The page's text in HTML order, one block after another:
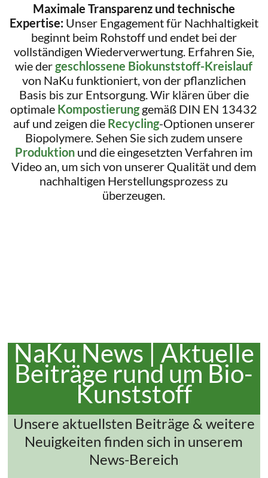
Maximale Transparenz und technische
Expertise:Unser Engagement für Nachhaltigkeit
beginnt beim Rohstoff und endet bei der
vollständigen Wiederverwertung. Erfahren Sie,
wie dergeschlossene Biokunststoff-Kreislauf
von NaKu funktioniert, von der pflanzlichen
Basis bis zur Entsorgung. Wir klären über die
optimale Kompostierunggemäß DIN EN 13432
auf und zeigen die Recycling-Optionen unserer
Biopolymere. Sehen Sie sich zudem unsere
Produktion und die eingesetzten Verfahren im
Video an, um sich von unserer Qualität und dem
nachhaltigen Herstellungsprozess zu
überzeugen.
NaKu News | Aktuelle
Beiträge rund um Bio-
Kunststoff
Unsere aktuellsten Beiträge & weitere
Neuigkeiten finden sich in unserem
News-Bereich